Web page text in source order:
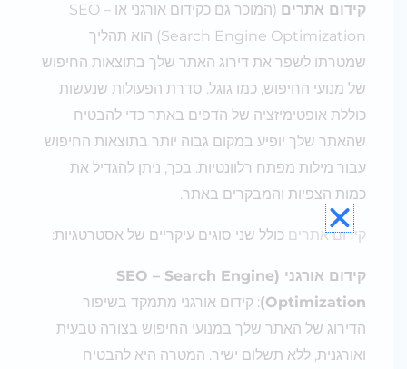
קידום אתרים
(המוכר גם כקידום אורגני או SEO –
Search Engine Optimization) הוא תהליך
שמטרתו לשפר את דירוג האתר שלך בתוצאות החיפוש
של מנועי החיפוש, כמו גוגל. סדרת הפעולות שנעשות
כוללת אופטימיזציה של הדפים באתר כדי להבטיח
שהאתר שלך יופיע במקום גבוה יותר בתוצאות החיפוש
עבור מילות מפתח רלוונטיות. בכך, ניתן להגדיל את
כמות הצפיות והמבקרים באתר.
קידום אתריםכולל שני סוגים עיקריים של אסטרטגיות:
קידום אורגני (SEO – Search Engine
Optimization) : קידום אורגני מתמקד בשיפור
הדירוג של האתר שלך במנועי החיפוש בצורה טבעית
ואורגנית, ללא תשלום ישיר. המטרה היא להבטיח